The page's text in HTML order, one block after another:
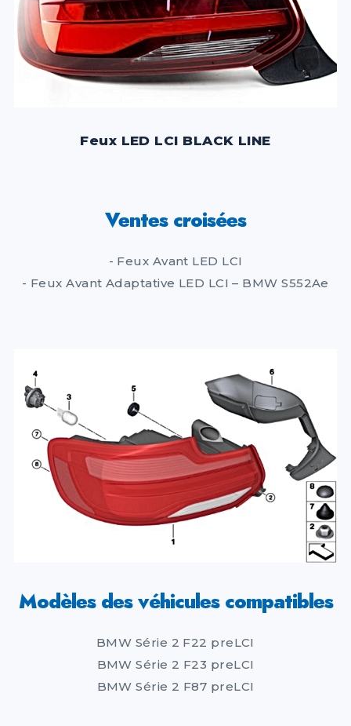
Feux LED LCI BLACK LINE
Ventes croisées
- Feux Avant LED LCI
- Feux Avant Adaptative LED LCI – BMW S552Ae
Modèles des véhicules compatibles
BMW Série 2 F22 preLCI
BMW Série 2 F23 preLCI
BMW Série 2 F87 preLCI